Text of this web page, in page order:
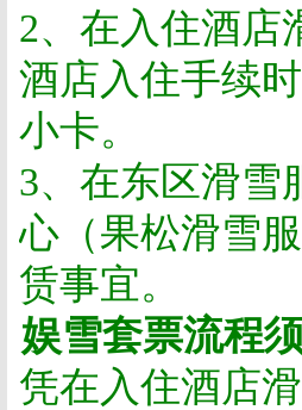
2、在入住酒店
酒店入住手续
小卡。
3、在东区滑雪
心（果松滑雪
赁事宜。
娱雪套票流程
凭在入住酒店